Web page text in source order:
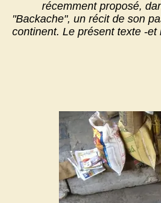
récemment proposé,
"Backache", un récit de son
continent. Le présent texte -